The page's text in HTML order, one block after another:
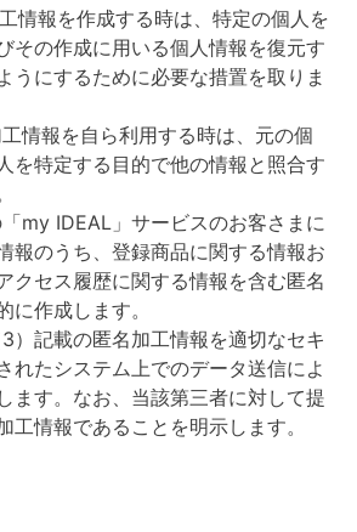
情報を作成する時は、特定の個人を
その作成に用いる個人情報を復元す
うにするために必要な措置を取りま
情報を自ら利用する時は、元の個
を特定する目的で他の情報と照合す
my IDEAL」サービスのお客さまに
報のうち、登録商品に関する情報お
クセス履歴に関する情報を含む匿名
に作成します。
）記載の匿名加工情報を適切なセキ
れたシステム上でのデータ送信によ
ます。なお、当該第三者に対して提
工情報であることを明示します。